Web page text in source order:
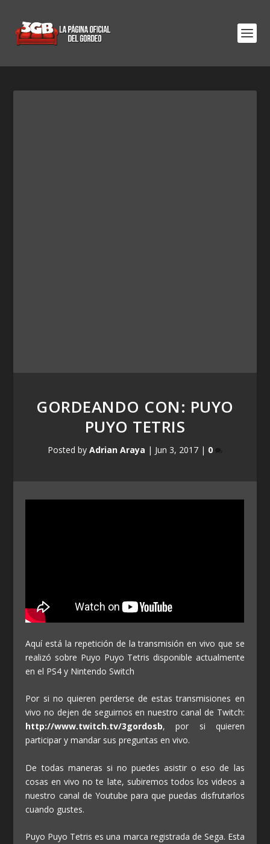
GORDEANDO CON: PUYO
PUYO TETRIS
Posted by Adrian Araya | Jun 3, 2017 | 0
Aquí está la repetición de la transmisión en vivo que se
realizó sobre Puyo Puyo Tetris disponible actualmente
en el PS4 y Nintendo Switch
Por si no quieren perderse de estas transmisiones en
vivo no dejen de seguirnos en nuestro canal de Twitch:
http://www.twitch.tv/3gordosb, por si quieren
participar y mandar sus preguntas en vivo.
De todas maneras si no puedes asistir o eso de las
cosas en vivo no te late, subiremos todos los videos a
nuestro canal de Youtube para que puedas disfrutarlos
cuando gustes.
Puyo Puyo Tetris es una marca registrada de Sega. Esta